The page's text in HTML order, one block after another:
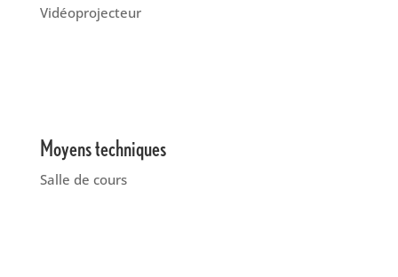
Vidéoprojecteur
Moyens techniques
Salle de cours